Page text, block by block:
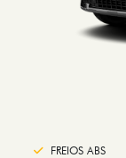
FREIOS ABS